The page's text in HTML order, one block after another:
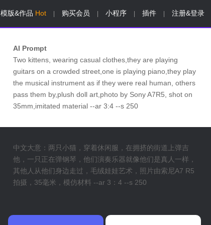
模版&作品 Hot 购买会员 小程序 插件 注册&登录
AI Prompt
Two kittens, wearing casual clothes,they are playing
guitars on a crowded street,one is playing piano,they play
the musical instrument as if they were real human, others
pass them by,plush doll art,photo by Sony A7R5, shot on
35mm,imitated material --ar 3:4 --s 250
中文大意：两只小猫，穿着休闲服，在拥挤的街道上弹吉
他，一只正在弹钢琴，他们演奏乐器就像他们是真人一样，
其他人从他们身边走过，毛绒娃娃艺术，照片由索尼A7 R5
拍摄，35毫米，模仿材料 --ar 3：4 --s 250